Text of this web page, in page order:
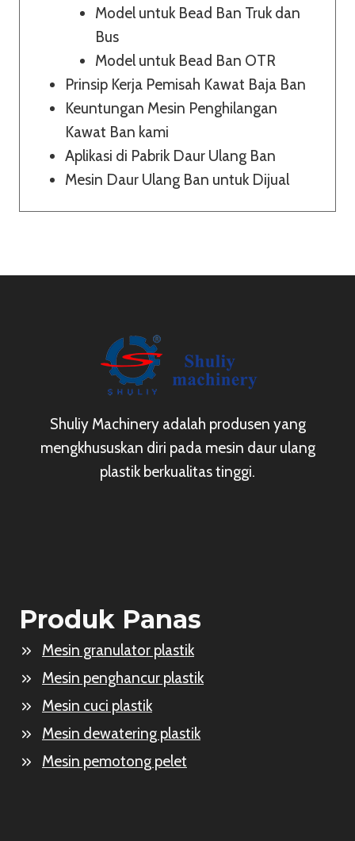
Model untuk Bead Ban Truk dan
Bus
Model untuk Bead Ban OTR
Prinsip Kerja Pemisah Kawat Baja Ban
Keuntungan Mesin Penghilangan
Kawat Ban kami
Aplikasi di Pabrik Daur Ulang Ban
Mesin Daur Ulang Ban untuk Dijual
Shuliy Machinery adalah produsen yang
mengkhususkan diri pada mesin daur ulang
plastik berkualitas tinggi.
Produk Panas
Mesin granulator plastik
Mesin penghancur plastik
Mesin cuci plastik
Mesin dewatering plastik
Mesin pemotong pelet